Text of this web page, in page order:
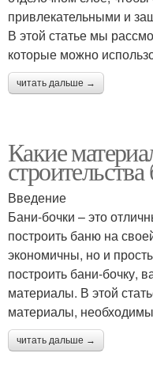
привлекательными и
В этой статье мы
которые можно
читать дальше →
Какие
Введение
Бани-бочки – это
построить баню на
экономичны, но и
построить бани-бочку,
материалы. В этой
материалы,
читать дальше →